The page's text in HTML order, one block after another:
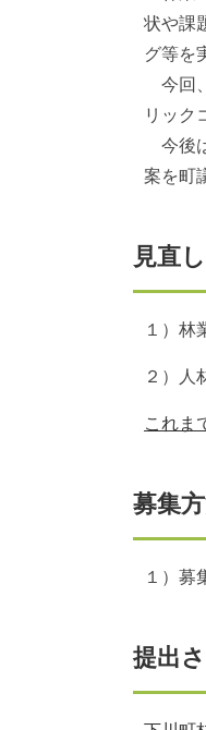
状や課
グ等を
今回
リック
今後
案を町
見直
１）林
２）人
これま
募集
１）募
提出